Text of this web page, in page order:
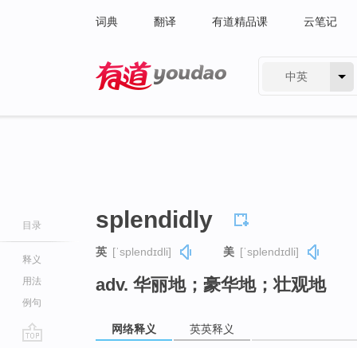
词典 翻译 有道精品课 云笔记
中英
目录
释义
用法
例句
splendidly
英 [ˈsplendɪdli] 美 [ˈsplendɪdli]
adv. 华丽地；豪华地；壮观地
网络释义 英英释义